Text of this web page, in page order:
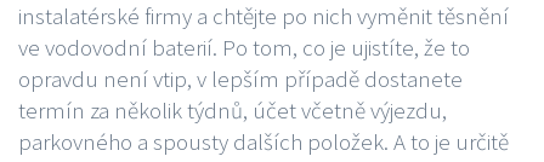
instalatérské firmy a chtějte po nich vyměnit těsnění
ve vodovodní baterií. Po tom, co je ujistíte, že to
opravdu není vtip, v lepším případě dostanete
termín za několik týdnů, účet včetně výjezdu,
parkovného a spousty dalších položek. A to je určitě